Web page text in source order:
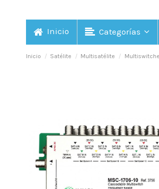
Inicio Categorías
Inicio Satélite Multisatélite